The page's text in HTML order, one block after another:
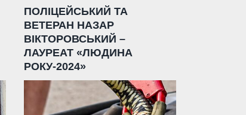
ПОЛІЦЕЙСЬКИЙ ТА
ВЕТЕРАН НАЗАР
ВІКТОРОВСЬКИЙ –
ЛАУРЕАТ «ЛЮДИНА
РОКУ-2024»